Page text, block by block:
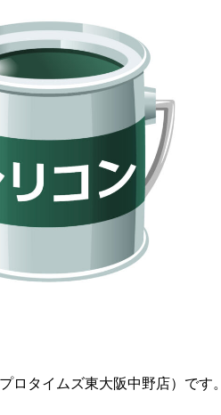
ロタイムズ東大阪中野店）です。